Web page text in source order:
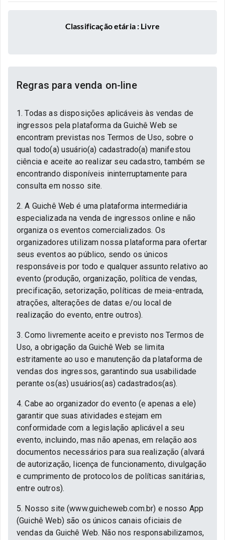
Classificação etária : Livre
Regras para venda on-line
1. Todas as disposições aplicáveis às vendas de
ingressos pela plataforma da Guichê Web se
encontram previstas nos Termos de Uso, sobre o
qual todo(a) usuário(a) cadastrado(a) manifestou
ciência e aceite ao realizar seu cadastro, também se
encontrando disponíveis ininterruptamente para
consulta em nosso site.
2. A Guichê Web é uma plataforma intermediária
especializada na venda de ingressos online e não
organiza os eventos comercializados. Os
organizadores utilizam nossa plataforma para ofertar
seus eventos ao público, sendo os únicos
responsáveis por todo e qualquer assunto relativo ao
evento (produção, organização, política de vendas,
precificação, setorização, políticas de meia-entrada,
atrações, alterações de datas e/ou local de
realização do evento, entre outros).
3. Como livremente aceito e previsto nos Termos de
Uso, a obrigação da Guichê Web se limita
estritamente ao uso e manutenção da plataforma de
vendas dos ingressos, garantindo sua usabilidade
perante os(as) usuários(as) cadastrados(as).
4. Cabe ao organizador do evento (e apenas a ele)
garantir que suas atividades estejam em
conformidade com a legislação aplicável a seu
evento, incluindo, mas não apenas, em relação aos
documentos necessários para sua realização (alvará
de autorização, licença de funcionamento, divulgação
e cumprimento de protocolos de políticas sanitárias,
entre outros).
5. Nosso site (www.guicheweb.com.br) e nosso App
(Guichê Web) são os únicos canais oficiais de
vendas da Guichê Web. Não nos responsabilizamos,